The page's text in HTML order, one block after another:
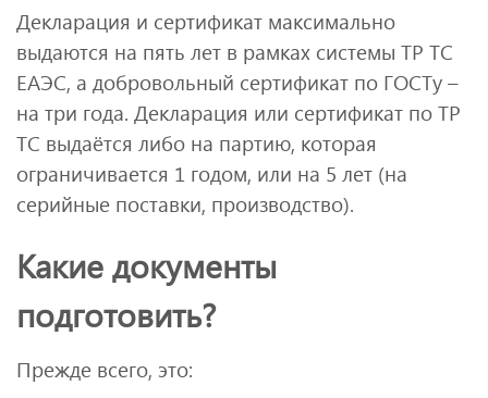
Декларация и сертификат максимально
выдаются на пять лет в рамках системы ТР ТС
ЕАЭС, а добровольный сертификат по ГОСТу –
на три года. Декларация или сертификат по ТР
ТС выдаётся либо на партию, которая
ограничивается 1 годом, или на 5 лет (на
серийные поставки, производство).
Какие документы
подготовить?
Прежде всего, это: